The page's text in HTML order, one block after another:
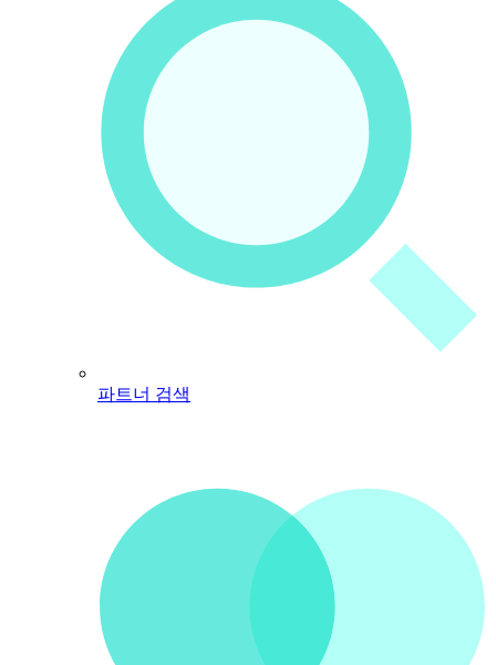
파트너 검색